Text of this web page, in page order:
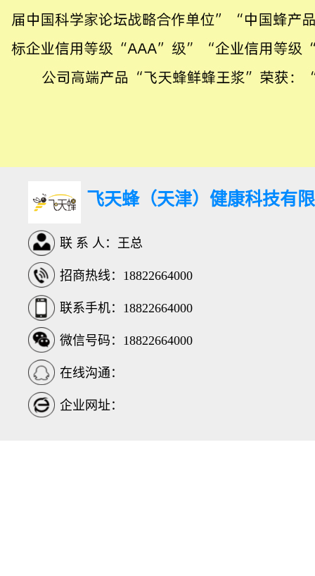
飞天蜂（天津）健康科技有
联 系 人：王总
招商热线：18822664000
联系手机：18822664000
微信号码：18822664000
在线沟通：
企业网址：